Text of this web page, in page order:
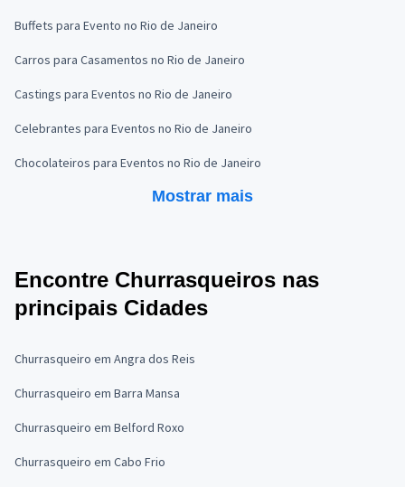
Buffets para Evento no Rio de Janeiro
Carros para Casamentos no Rio de Janeiro
Castings para Eventos no Rio de Janeiro
Celebrantes para Eventos no Rio de Janeiro
Chocolateiros para Eventos no Rio de Janeiro
Mostrar mais
Encontre Churrasqueiros nas
principais Cidades
Churrasqueiro em Angra dos Reis
Churrasqueiro em Barra Mansa
Churrasqueiro em Belford Roxo
Churrasqueiro em Cabo Frio